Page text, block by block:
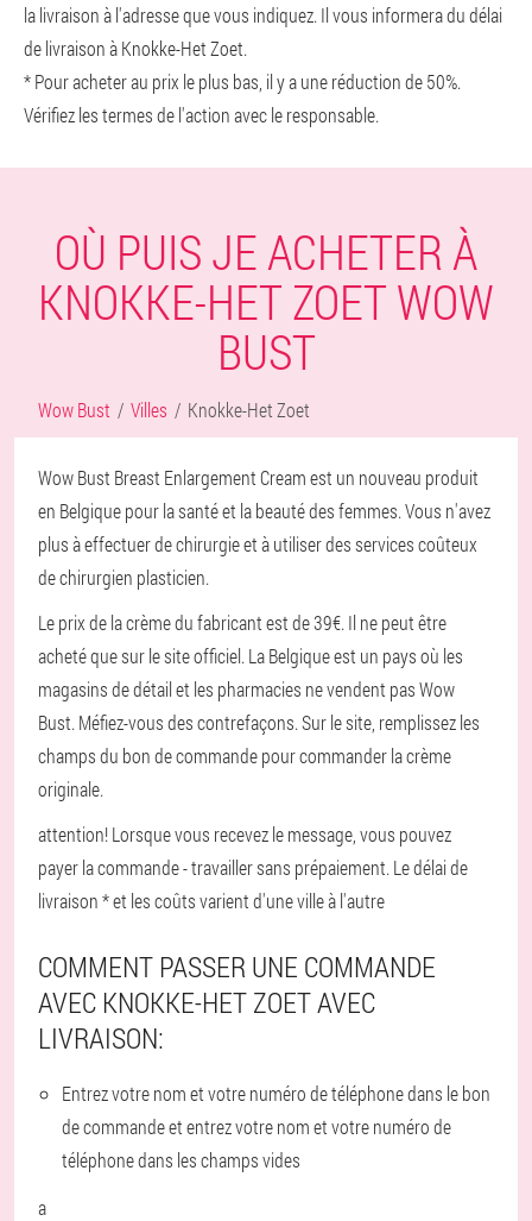
la livraison à l'adresse que vous indiquez. Il vous informera du délai
de livraison à Knokke-Het Zoet.
* Pour acheter au prix le plus bas, il y a une réduction de 50%.
Vérifiez les termes de l'action avec le responsable.
OÙ PUIS JE ACHETER À
KNOKKE-HET ZOET WOW
BUST
Wow Bust Villes Knokke-Het Zoet
Wow Bust Breast Enlargement Cream est un nouveau produit
en Belgique pour la santé et la beauté des femmes. Vous n'avez
plus à effectuer de chirurgie et à utiliser des services coûteux
de chirurgien plasticien.
Le prix de la crème du fabricant est de 39€. Il ne peut être
acheté que sur le site officiel. La Belgique est un pays où les
magasins de détail et les pharmacies ne vendent pas Wow
Bust. Méfiez-vous des contrefaçons. Sur le site, remplissez les
champs du bon de commande pour commander la crème
originale.
attention! Lorsque vous recevez le message, vous pouvez
payer la commande - travailler sans prépaiement. Le délai de
livraison * et les coûts varient d'une ville à l'autre
COMMENT PASSER UNE COMMANDE
AVEC KNOKKE-HET ZOET AVEC
LIVRAISON:
Entrez votre nom et votre numéro de téléphone dans le bon
de commande et entrez votre nom et votre numéro de
téléphone dans les champs vides
a